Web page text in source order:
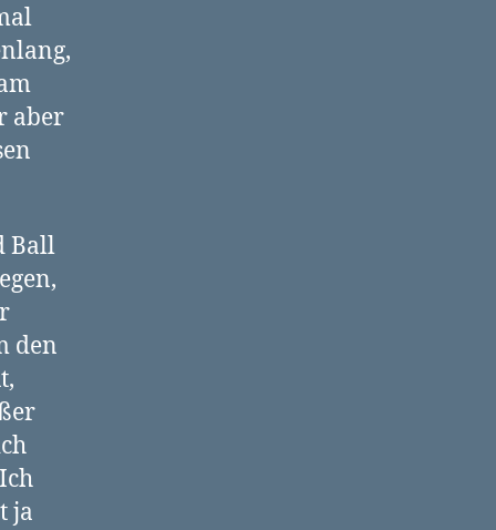
aber
Ball
den
ja